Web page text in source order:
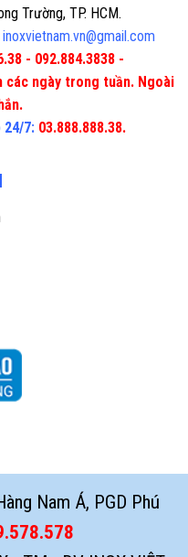
Trường, TP. HCM.
inoxvietnam.vn@gmail.com
- 092.884.3838 -
các ngày trong tuần. Ngoài
24/7: 03.888.888.38.
Nam Á, PGD Phú